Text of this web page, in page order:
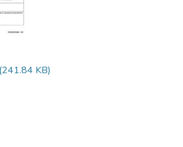
(241.84 KB)